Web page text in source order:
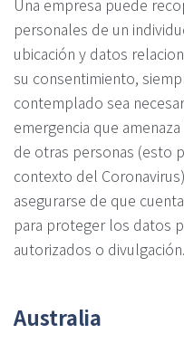
Una empresa puede
personales de un
ubicación y datos
su consentimiento,
contemplado sea
emergencia que
de otras personas (esto
contexto del
asegurarse de que
para proteger los datos
autorizados o divulgación.
Australia